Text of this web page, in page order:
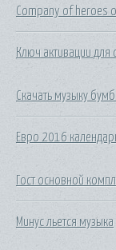
Company of heroes
Ключ активации для
Скачать музыку
Евро 2016
Гост основной
Минус льется музыка